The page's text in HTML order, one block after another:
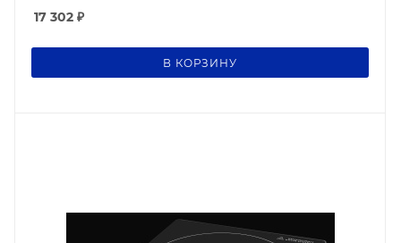
17 302 ₽
В КОРЗИНУ